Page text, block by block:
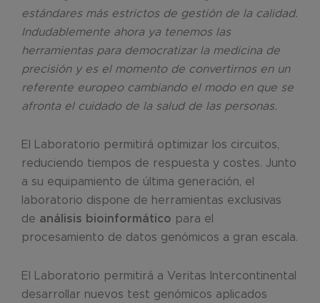
estándares más estrictos de gestión de la calidad.
Indudablemente ahora ya tenemos las
herramientas para democratizar la medicina de
precisión y es el momento de convertirnos en un
referente europeo cambiando el modo en que se
afronta el cuidado de la salud de las personas.
El Laboratorio permitirá optimizar los circuitos,
reduciendo tiempos de respuesta y costes. Junto
a su equipamiento de última generación, el
laboratorio dispone de herramientas exclusivas
de análisis bioinformático para el
procesamiento de datos genómicos a gran escala.
El Laboratorio permitirá a Veritas Intercontinental
desarrollar nuevos test genómicos aplicados